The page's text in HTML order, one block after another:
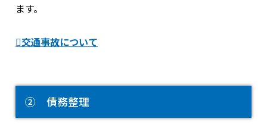
ます。
交通事故について
② 債務整理